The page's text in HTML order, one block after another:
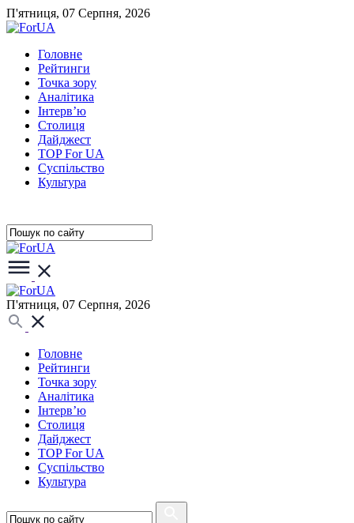
П'ятниця, 07 Серпня, 2026
Головне
Рейтинги
Точка зору
Аналітика
Інтерв’ю
Столиця
Дайджест
TOP For UA
Суспiльство
Культура
П'ятниця, 07 Серпня, 2026
Головне
Рейтинги
Точка зору
Аналітика
Інтерв’ю
Столиця
Дайджест
TOP For UA
Суспiльство
Культура